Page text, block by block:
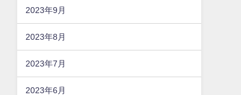
2023年9月
2023年8月
2023年7月
2023年6月